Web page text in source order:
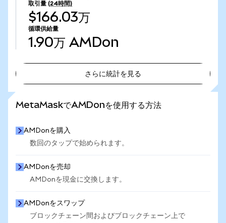
取引量 (24時間)
$166.03万
循環供給量
1.90万 AMDon
さらに統計を見る
MetaMaskでAMDonを使用する方法
AMDonを購入
数回のタップで始められます。
AMDonを売却
AMDonを現金に交換します。
AMDonをスワップ
ブロックチェーン間およびブロックチェーン上で